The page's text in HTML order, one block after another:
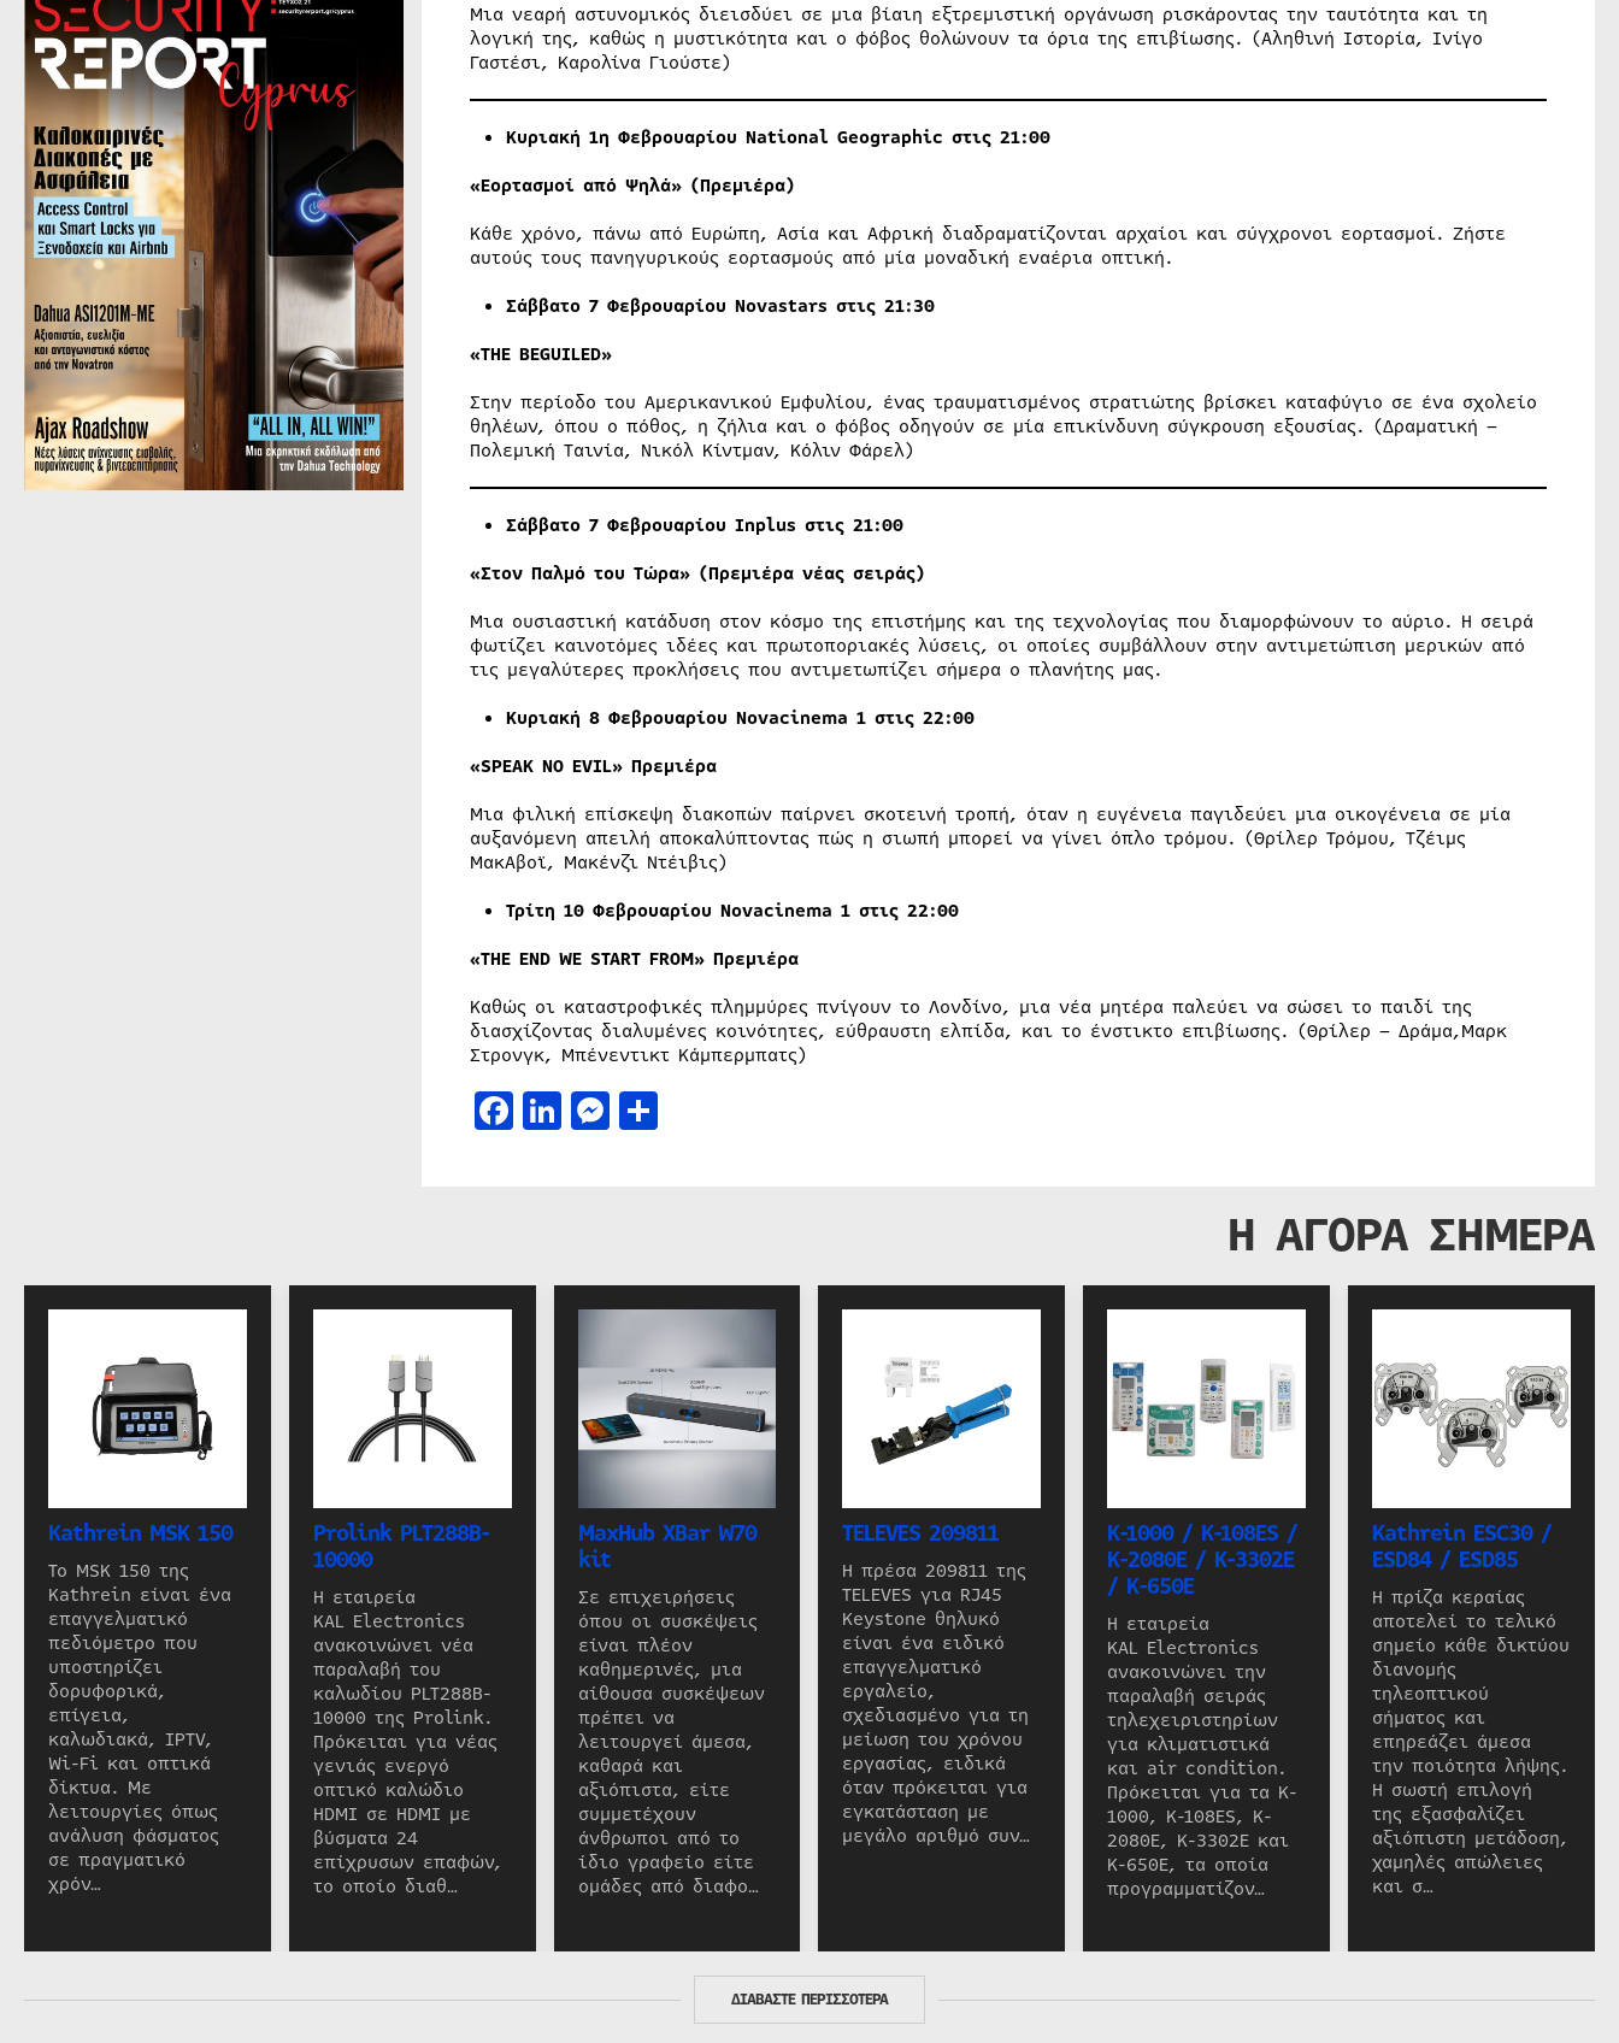
Μια νεαρή αστυνομικός διεισδύει σε μια βίαιη εξτρεμιστική οργάνωση ρισκάροντας την ταυτότητα και τη
λογική της, καθώς η μυστικότητα και ο φόβος θολώνουν τα όρια της επιβίωσης. (Αληθινή Ιστορία, Ινίγο
Γαστέσι, Καρολίνα Γιούστε)
Κυριακή 1η Φεβρουαρίου National Geographic στις 21:00
«Εορτασμοί από Ψηλά» (Πρεμιέρα)
Κάθε χρόνο, πάνω από Ευρώπη, Ασία και Αφρική διαδραματίζονται αρχαίοι και σύγχρονοι εορτασμοί. Ζήστε
αυτούς τους πανηγυρικούς εορτασμούς από μία μοναδική εναέρια οπτική.
Σάββατο 7 Φεβρουαρίου Νovastars στις 21:30
«THE BEGUILED»
Στην περίοδο του Αμερικανικού Εμφυλίου, ένας τραυματισμένος στρατιώτης βρίσκει καταφύγιο σε ένα σχολείο
θηλέων, όπου ο πόθος, η ζήλια και ο φόβος οδηγούν σε μία επικίνδυνη σύγκρουση εξουσίας. (Δραματική –
Πολεμική Ταινία, Νικόλ Κίντμαν, Κόλιν Φάρελ)
Σάββατο 7 Φεβρουαρίου Inplus στις 21:00
«Στον Παλμό του Τώρα» (Πρεμιέρα νέας σειράς)
Μια ουσιαστική κατάδυση στον κόσμο της επιστήμης και της τεχνολογίας που διαμορφώνουν το αύριο. Η σειρά
φωτίζει καινοτόμες ιδέες και πρωτοποριακές λύσεις, οι οποίες συμβάλλουν στην αντιμετώπιση μερικών από
τις μεγαλύτερες προκλήσεις που αντιμετωπίζει σήμερα ο πλανήτης μας.
Κυριακή 8 Φεβρουαρίου Νovacinema 1 στις 22:00
«SPEAK NO EVIL» Πρεμιέρα
Μια φιλική επίσκεψη διακοπών παίρνει σκοτεινή τροπή, όταν η ευγένεια παγιδεύει μια οικογένεια σε μία
αυξανόμενη απειλή αποκαλύπτοντας πώς η σιωπή μπορεί να γίνει όπλο τρόμου. (Θρίλερ Τρόμου, Τζέιμς
ΜακΑβοϊ, Μακένζι Ντέιβις)
Τρίτη 10 Φεβρουαρίου Νovacinema 1 στις 22:00
«THE END WE START FROM» Πρεμιέρα
Καθώς οι καταστροφικές πλημμύρες πνίγουν το Λονδίνο, μια νέα μητέρα παλεύει να σώσει το παιδί της
διασχίζοντας διαλυμένες κοινότητες, εύθραυστη ελπίδα, και το ένστικτο επιβίωσης. (Θρίλερ – Δράμα,Μαρκ
Στρονγκ, Μπένεντικτ Κάμπερμπατς)
Facebook
LinkedIn
Messenger
Μοιραστείτε
Η ΑΓΟΡΑ ΣΗΜΕΡΑ
Kathrein MSK 150
Το MSK 150 της
Kathrein είναι ένα
επαγγελματικό
πεδιόμετρο που
υποστηρίζει
δορυφορικά,
επίγεια,
καλωδιακά, IPTV,
Wi-Fi και οπτικά
δίκτυα. Με
λειτουργίες όπως
ανάλυση φάσματος
σε πραγματικό
χρόν…
Prolink PLT288B-
10000
Η εταιρεία
KAL Electronics
ανακοινώνει νέα
παραλαβή του
καλωδίου PLT288B-
10000 της Prolink.
Πρόκειται για νέας
γενιάς ενεργό
οπτικό καλώδιο
HDMI σε HDMI με
βύσματα 24
επίχρυσων επαφών,
το οποίο διαθ…
MaxHub XBar W70
kit
Σε επιχειρήσεις
όπου οι συσκέψεις
είναι πλέον
καθημερινές, μια
αίθουσα συσκέψεων
πρέπει να
λειτουργεί άμεσα,
καθαρά και
αξιόπιστα, είτε
συμμετέχουν
άνθρωποι από το
ίδιο γραφείο είτε
ομάδες από διαφο…
TELEVES 209811
Η πρέσα 209811 της
TELEVES για RJ45
Keystone θηλυκό
είναι ένα ειδικό
επαγγελματικό
εργαλείο,
σχεδιασμένο για τη
μείωση του χρόνου
εργασίας, ειδικά
όταν πρόκειται για
εγκατάσταση με
μεγάλο αριθμό συν…
K-1000 / K-108ES /
K-2080E / K-3302E
/ K-650E
Η εταιρεία
KAL Electronics
ανακοινώνει την
παραλαβή σειράς
τηλεχειριστηρίων
για κλιματιστικά
και air condition.
Πρόκειται για τα K-
1000, K-108ES, K-
2080E, K-3302E και
K-650E, τα οποία
προγραμματίζον…
Kathrein ESC30 /
ESD84 / ESD85
Η πρίζα κεραίας
αποτελεί το τελικό
σημείο κάθε δικτύου
διανομής
τηλεοπτικού
σήματος και
επηρεάζει άμεσα
την ποιότητα λήψης.
Η σωστή επιλογή
της εξασφαλίζει
αξιόπιστη μετάδοση,
χαμηλές απώλειες
και σ…
ΔΙΑΒΑΣΤΕ ΠΕΡΙΣΣΟΤΕΡΑ